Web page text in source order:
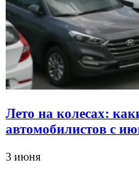
Лето на колесах:
автомобилистов с
3 июня